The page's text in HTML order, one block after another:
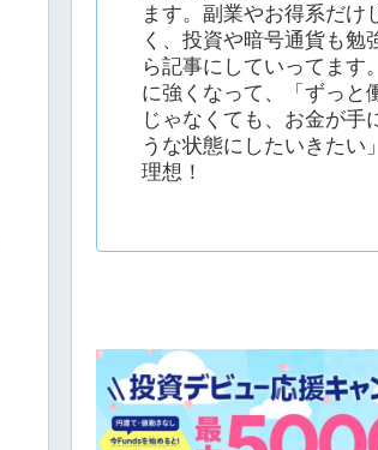
ます。副業やお得系だけ
く、投資や暗号通貨も勉
ら記事にしていってます
に強くなって、「ずっと
じゃなくても、お金が手
うな状態にしたいきたい
理想！